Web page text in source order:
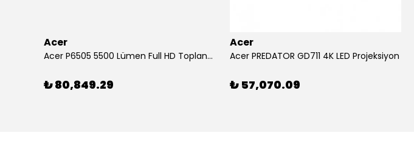
Acer
Acer P6505 5500 Lümen Full HD Toplantı Odası Projeksiyonu
₺ 80,849.29
Acer
Acer PREDATOR GD711 4K LED Projeksiyon
₺ 57,070.09